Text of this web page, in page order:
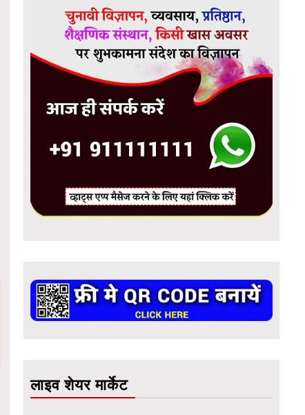
लाइव शेयर मार्केट